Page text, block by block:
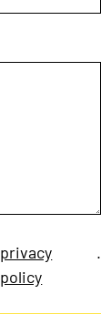
privacy
policy
.